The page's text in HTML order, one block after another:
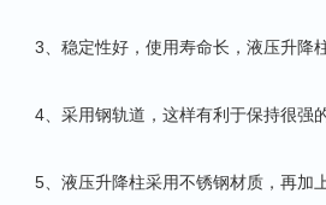
3、稳定性好，使用寿命长，液压升降柱
4、采用钢轨道，这样有利于保持很强的
5、液压升降柱采用不锈钢材质，再加